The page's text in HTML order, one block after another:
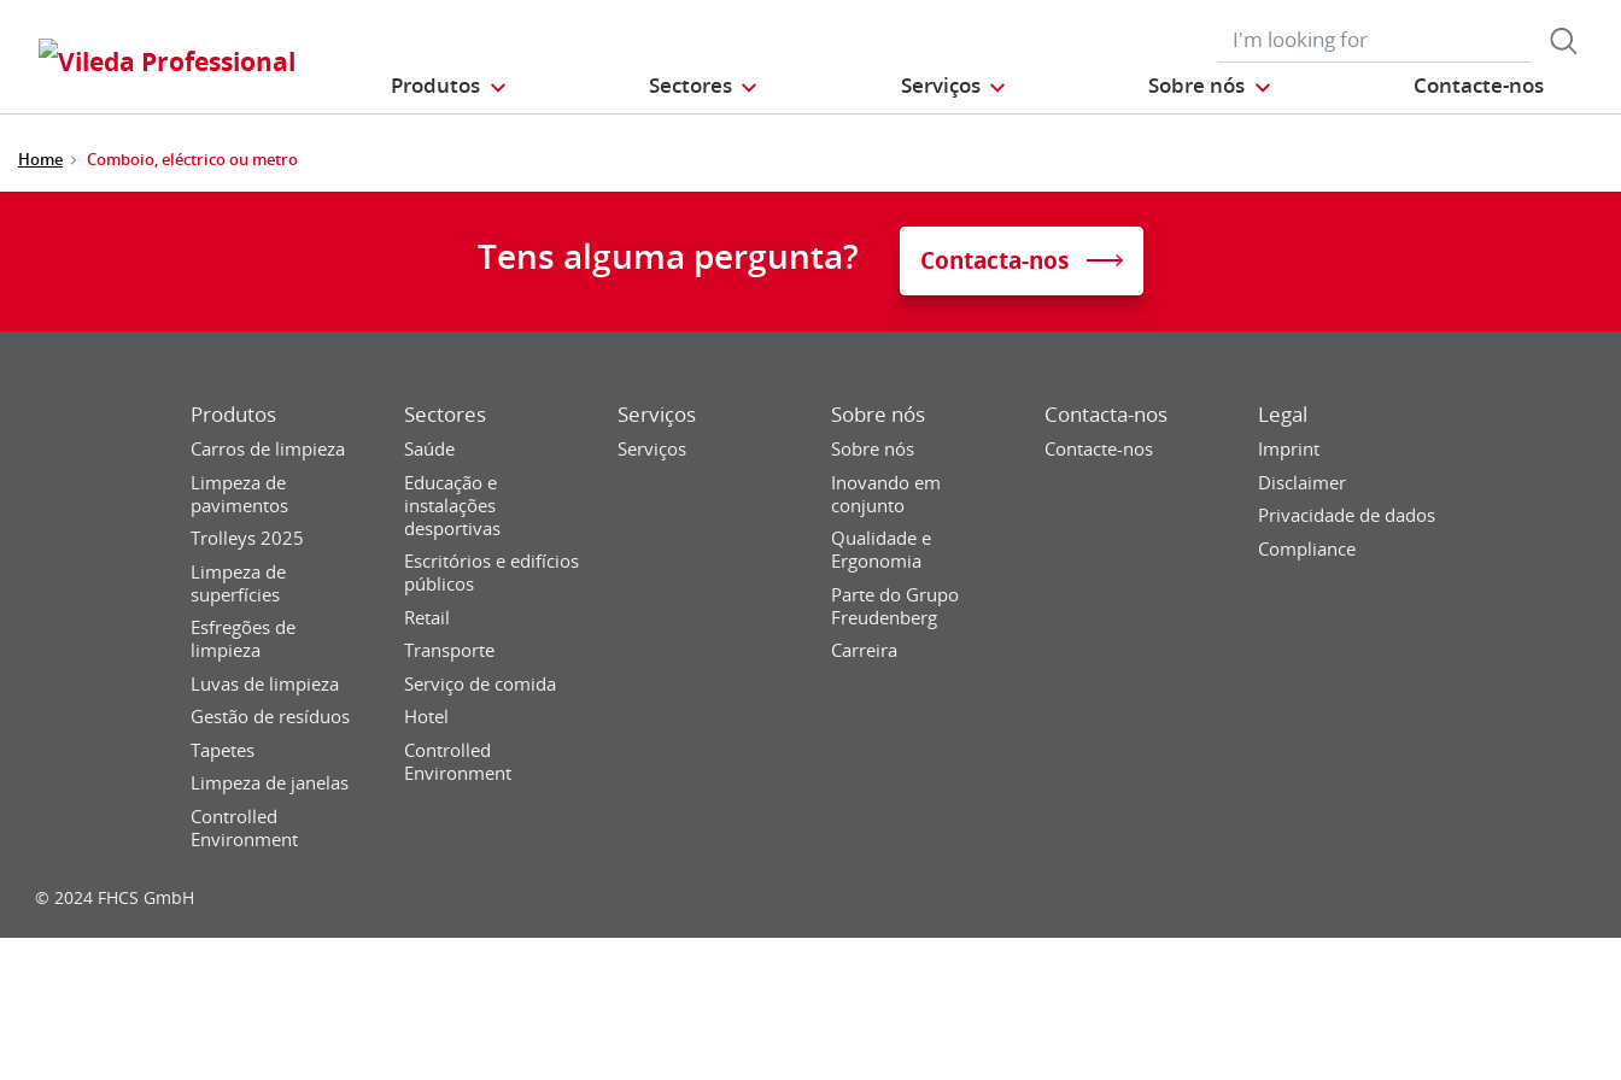
Produtos Sectores Serviços Sobre nós Contacte-nos
Home Comboio, eléctrico ou metro
Tens alguma pergunta? Contacta-nos
Produtos
Carros de limpieza
Limpeza de
pavimentos
Trolleys 2025
Limpeza de
superfícies
Esfregões de
limpieza
Luvas de limpieza
Gestão de resíduos
Tapetes
Limpeza de janelas
Controlled
Environment
Sectores
Saúde
Educação e
instalações
desportivas
Escritórios e edifícios
públicos
Retail
Transporte
Serviço de comida
Hotel
Controlled
Environment
Serviços
Serviços
Sobre nós
Sobre nós
Inovando em
conjunto
Qualidade e
Ergonomia
Parte do Grupo
Freudenberg
Carreira
Contacta-nos
Contacte-nos
Legal
Imprint
Disclaimer
Privacidade de dados
Compliance
© 2024 FHCS GmbH